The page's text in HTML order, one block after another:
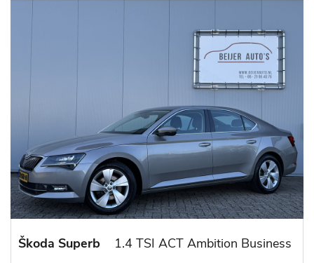
Škoda Superb
1.4 TSI ACT Ambition Business